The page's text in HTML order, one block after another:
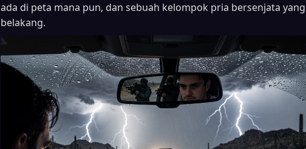
ada di peta mana pun, dan sebuah kelompok pria bersenjata
belakang.